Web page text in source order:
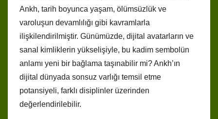
Ankh, tarih boyunca yaşam, ölümsüzlük ve
varoluşun devamlılığı gibi kavramlarla
ilişkilendirilmiştir. Günümüzde, dijital avatarların ve
sanal kimliklerin yükselişiyle, bu kadim sembolün
anlamı yeni bir bağlama taşınabilir mi? Ankh’ın
dijital dünyada sonsuz varlığı temsil etme
potansiyeli, farklı disiplinler üzerinden
değerlendirilebilir.